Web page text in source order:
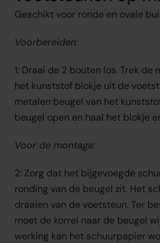
Geschikt voor ronde en ovale
Voorbereiden:
1: Draai de 2 bouten los. Trek
het kunststof blokje uit de
metalen beugel van het
beugel open en haal het blokje
Voor de montage:
2: Zorg dat het bijgevoegde
ronding van de beugel zit. Het
draaien van de voetsteun. Ter
moet de korrel naar de beugel
werking kan het schuurpapier